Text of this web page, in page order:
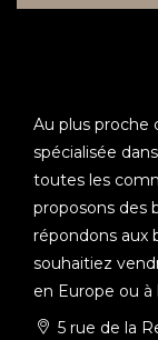
Au plus proche
spécialisée
toutes les
proposons des
répondons aux
souhaitiez
en Europe ou à
5 rue de la